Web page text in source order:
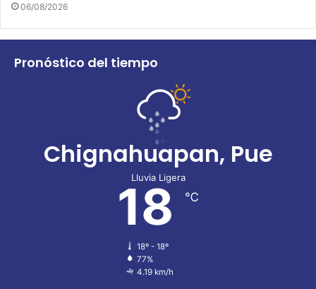
06/08/2026
Pronóstico del tiempo
Chignahuapan, Pue
Lluvia Ligera
18 ℃
18º - 18º
77%
4.19 km/h